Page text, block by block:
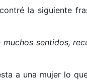
la siguiente
sentidos,
a una mujer lo